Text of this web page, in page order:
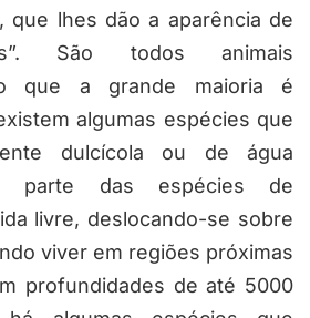
que lhes dão a aparência de
São todos animais
que a grande maioria é
algumas espécies que
dulcícola ou de água
parte das espécies de
livre, deslocando-se sobre
viver em regiões próximas
profundidades de até 5000